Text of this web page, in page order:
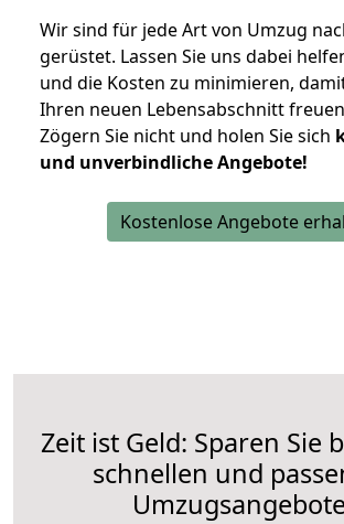
Wir sind für jede Art von Umzug
gerüstet. Lassen Sie uns dabei
und die Kosten zu minimieren,
Ihren neuen Lebensabschnitt
Zögern Sie nicht und holen Sie sich
und unverbindliche Angebote!
Kostenlose Angebote
Zeit ist Geld: Sparen Sie
schnellen und